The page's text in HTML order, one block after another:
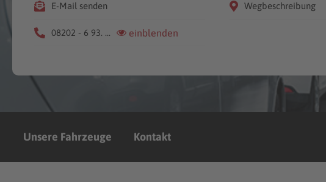
Unsere Fahrzeuge Kontakt
E-Mail senden
08202 - 6 93. ... einblenden
Wegbeschreibung